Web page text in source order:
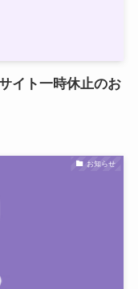
イト一時休止のお
お知らせ